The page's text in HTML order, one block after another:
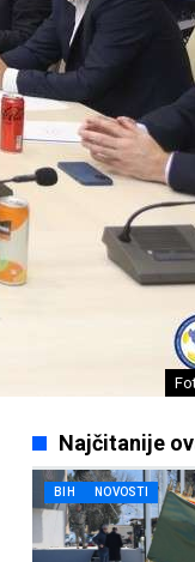
Najčitanije
BIH NOVOSTI